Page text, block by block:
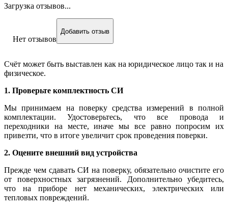
Загрузка отзывов...
Нет отзывов
Добавить отзыв
Счёт может быть выставлен как на юридическое лицо так и на
физическое.
1. Проверьте комплектность СИ
Мы принимаем на поверку средства измерений в полной
комплектации. Удостоверьтесь, что все провода и
переходники на месте, иначе мы все равно попросим их
привезти, что в итоге увеличит срок проведения поверки.
2. Оцените внешний вид устройства
Прежде чем сдавать СИ на поверку, обязательно очистите его
от поверхностных загрязнений. Дополнительно убедитесь,
что на приборе нет механических, электрических или
тепловых повреждений.